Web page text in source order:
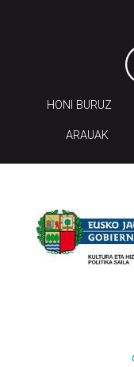
HONI BURUZ
ARAUAK